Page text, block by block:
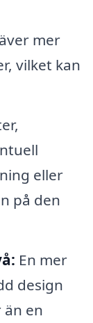
mer
vilket kan
eller
på den
En mer
design
en